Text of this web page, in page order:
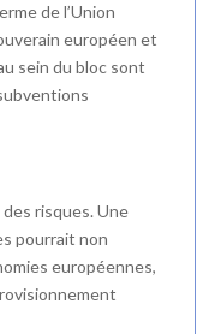
de l’Union
européen et
sein du bloc sont
risques. Une
pourrait non
européennes,